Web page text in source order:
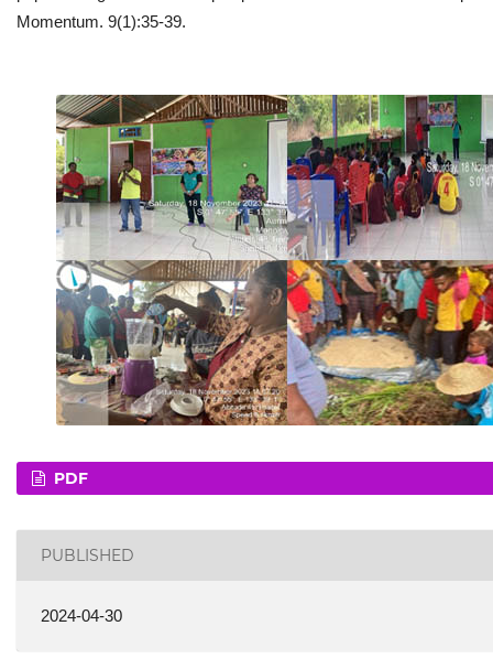
Momentum. 9(1):35-39.
PDF
PUBLISHED
2024-04-30